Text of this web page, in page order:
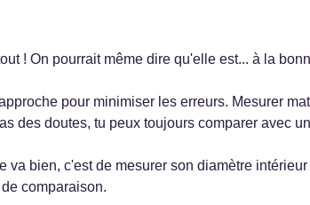
! On pourrait même dire qu'elle est... à la
pour minimiser les erreurs. Mesurer
des doutes, tu peux toujours comparer avec
va bien, c'est de mesurer son diamètre
comparaison.